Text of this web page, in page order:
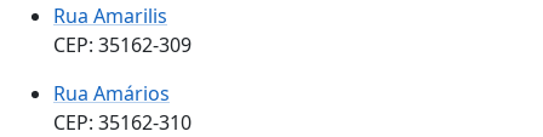
Rua Amarilis
CEP: 35162-309
Rua Amários
CEP: 35162-310